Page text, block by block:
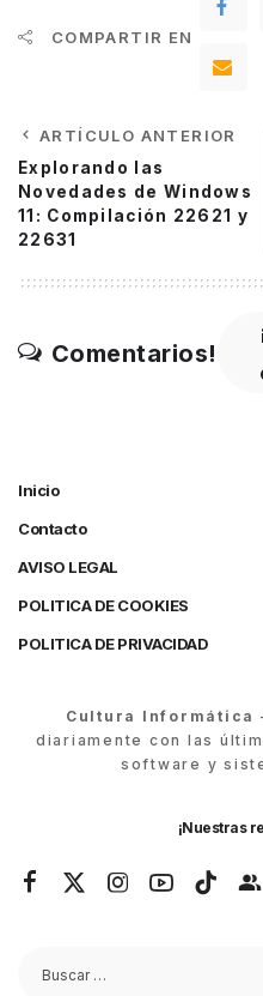
COMPARTIR EN
ARTÍCULO ANTERIOR
Explorando las
Novedades de Windows
11: Compilación 22621 y
22631
Comentarios!
Inicio
Contacto
AVISO LEGAL
POLITICA DE COOKIES
POLITICA DE PRIVACIDAD
Cultura Informática
diariamente con las
software y
¡Nuestras